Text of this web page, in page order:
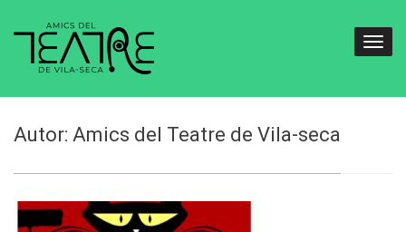
Autor: Amics del Teatre de Vila-seca